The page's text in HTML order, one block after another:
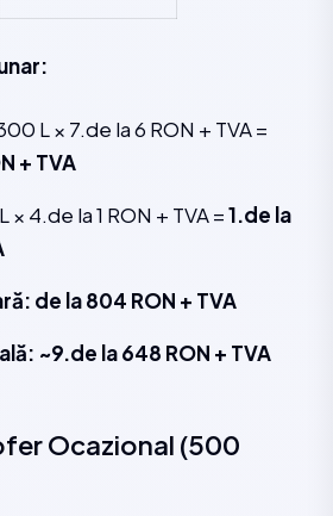
L × 7.de la 6 RON + TVA =
+ TVA
4.de la 1 RON + TVA =1.de la
de la 804 RON + TVA
~9.de la 648 RON + TVA
Ocazional (500